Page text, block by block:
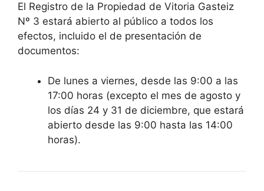
El Registro de la Propiedad de Vitoria Gasteiz
Nº 3 estará abierto al público a todos los
efectos, incluido el de presentación de
documentos:
De lunes a viernes, desde las 9:00 a las
17:00 horas (excepto el mes de agosto y
los días 24 y 31 de diciembre, que estará
abierto desde las 9:00 hasta las 14:00
horas).